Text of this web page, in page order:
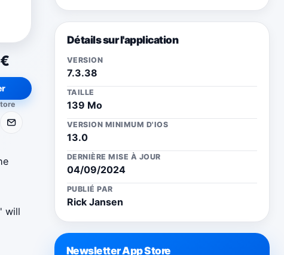
E-mail
will
Détails sur l'application
VERSION
7.3.38
TAILLE
139 Mo
VERSION MINIMUM D'IOS
13.0
DERNIÈRE MISE À JOUR
04/09/2024
PUBLIÉ PAR
Rick Jansen
Newsletter App Store